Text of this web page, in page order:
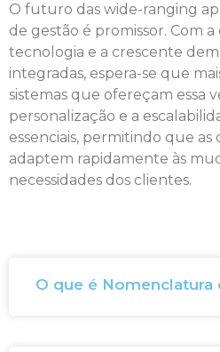
O futuro das wide-ranging
de gestão é promissor. Com
tecnologia e a crescente
integradas, espera-se que
sistemas que ofereçam essa
personalização e a
essenciais, permitindo que as
adaptem rapidamente às
necessidades dos clientes.
O que é